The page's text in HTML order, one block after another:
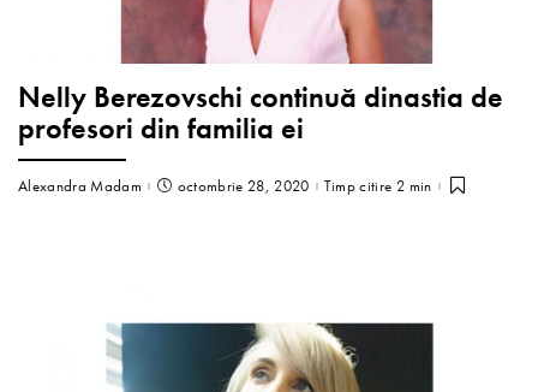
Nelly Berezovschi continuă dinastia de
profesori din familia ei
Alexandra Madam octombrie 28, 2020 Timp citire 2 min